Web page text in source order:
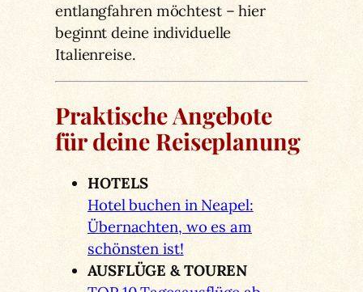
entlangfahren möchtest – hier
beginnt deine individuelle
Italienreise.
Praktische Angebote
für deine Reiseplanung
HOTELS
Hotel buchen in Neapel:
Übernachten, wo es am
schönsten ist!
AUSFLÜGE & TOUREN